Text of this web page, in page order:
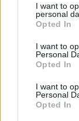
I want to
personal
Opted In
I want to
Personal
Opted In
I want to
Personal
Opted In
ΣΧΕΤΙΚΆ